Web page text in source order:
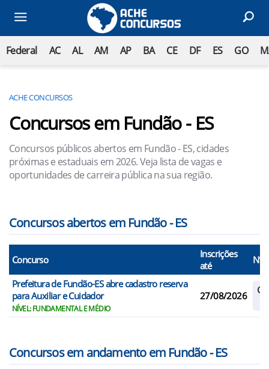
Federal AC AL AM AP BA CE DF ES GO
ACHE CONCURSOS
Concursos em Fundão - ES
Concursos públicos abertos em Fundão - ES, cidades
próximas e estaduais em 2026. Veja lista de vagas e
oportunidades de carreira pública na sua região.
Concursos abertos em Fundão - ES
Concurso
Inscrições
até
N°
Prefeitura de Fundão-ES abre cadastro reserva
para Auxiliar e Cuidador
NÍVEL: FUNDAMENTAL E MÉDIO
27/08/2026
Concursos em andamento em Fundão - ES